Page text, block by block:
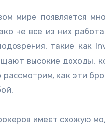
не все из них
такие как
высокие доходы,
как эти
имеет схожую